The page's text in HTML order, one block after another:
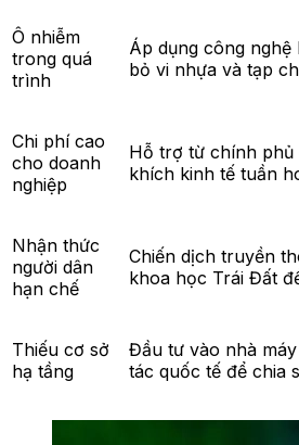
Ô nhiễm
trong quá
trình
Áp dụng công nghệ
bỏ vi nhựa và tạp
Chi phí cao
cho doanh
nghiệp
Hỗ trợ từ chính
khích kinh tế tuần
Nhận thức
người dân
hạn chế
Chiến dịch truyền
khoa học Trái Đất
Thiếu cơ sở
hạ tầng
Đầu tư vào nhà
tác quốc tế để chia